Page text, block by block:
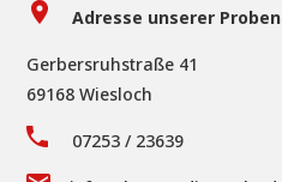
Adresse unserer Proben
Gerbersruhstraße 41
69168 Wiesloch
07253 / 23639